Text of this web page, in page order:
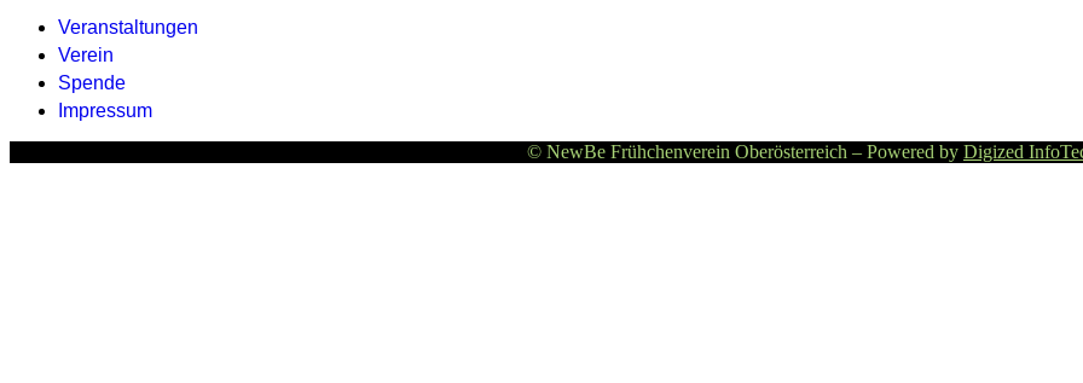
Veranstaltungen
Verein
Spende
Impressum
© NewBe Frühchenverein Oberösterreich – Powered by Digized